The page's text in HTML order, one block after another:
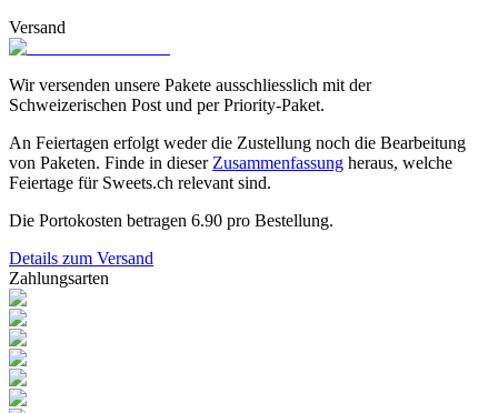
Versand
Wir versenden unsere Pakete ausschliesslich mit der
Schweizerischen Post und per Priority-Paket.
An Feiertagen erfolgt weder die Zustellung noch die Bearbeitung
von Paketen. Finde in dieser Zusammenfassung heraus, welche
Feiertage für Sweets.ch relevant sind.
Die Portokosten betragen 6.90 pro Bestellung.
Details zum Versand
Zahlungsarten